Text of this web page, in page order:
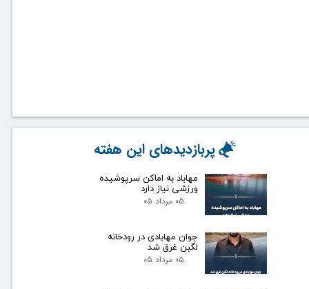
مهاباد به اماکن سرپوشیده
ورزشی نیاز دارد
۰۵ مرداد ۰۵
جوان مهابادی در رودخانه
لگبن غرق شد
۰۵ مرداد ۰۵
پربازدیدهای این هفته